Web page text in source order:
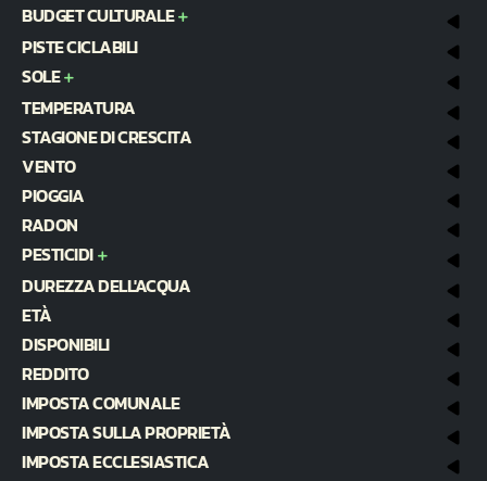
BUDGET CULTURALE
PISTE CICLABILI
SOLE
TEMPERATURA
STAGIONE DI CRESCITA
VENTO
PIOGGIA
RADON
PESTICIDI
DUREZZA DELL'ACQUA
ETÀ
DISPONIBILI
REDDITO
IMPOSTA COMUNALE
IMPOSTA SULLA PROPRIETÀ
IMPOSTA ECCLESIASTICA